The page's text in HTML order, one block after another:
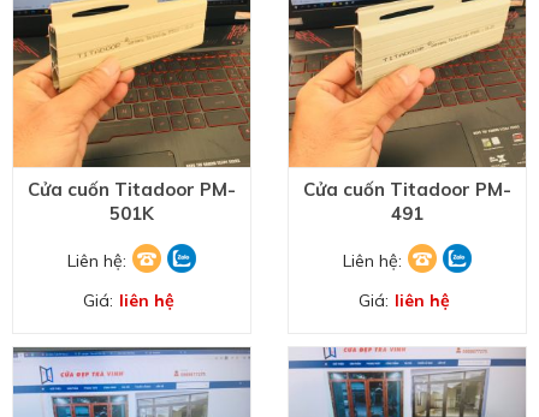
Cửa cuốn Titadoor PM-
501K
Liên hệ:
Giá: liên hệ
Cửa cuốn Titadoor PM-
491
Liên hệ:
Giá: liên hệ